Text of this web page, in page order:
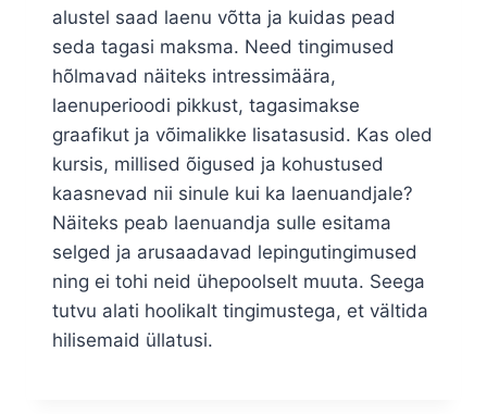
alustel saad laenu võtta ja kuidas pead
seda tagasi maksma. Need tingimused
hõlmavad näiteks intressimäära,
laenuperioodi pikkust, tagasimakse
graafikut ja võimalikke lisatasusid. Kas oled
kursis, millised õigused ja kohustused
kaasnevad nii sinule kui ka laenuandjale?
Näiteks peab laenuandja sulle esitama
selged ja arusaadavad lepingutingimused
ning ei tohi neid ühepoolselt muuta. Seega
tutvu alati hoolikalt tingimustega, et vältida
hilisemaid üllatusi.